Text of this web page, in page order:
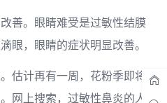
善。眼睛难受是过敏性结膜
眼，眼睛的症状明显改善。
估计再有一周，花粉季即将
网上搜索，过敏性鼻炎的人